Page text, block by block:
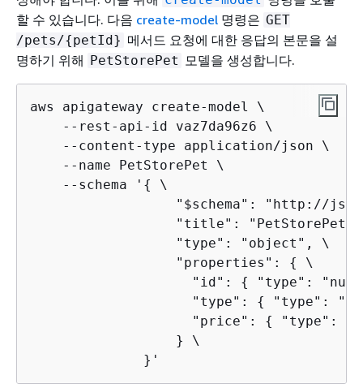
할 수 있습니다. 다음 create-model 명령은 GET
/pets/{petId} 메서드 요청에 대한 응답의 본문을 설
명하기 위해 PetStorePet 모델을 생성합니다.
aws apigateway create-model \
    --rest-api-id vaz7da96z6 \
    --content-type application/json \
    --name PetStorePet \
    --schema '
{
\
"$schema": "http://
"title":
                  "type": "object", \
                  "properties":
{
\
                    "id":
{
"type":
                    "type":
{
"type":
                    "price":
{
"type":
                  } \
              }'